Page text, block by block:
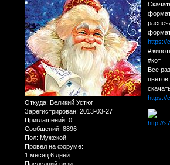
Откуда: Великий Устюг
Зарегистрирован: 2013-03-27
Приглашений: 0
Сообщений: 8896
Пол: Мужской
Провел на форуме:
1 месяц 6 дней
https://
#кот
Все
https://